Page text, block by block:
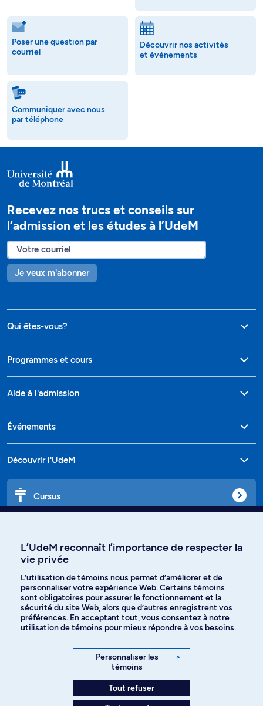
Poser une question par
courriel
Découvrir nos activités
et événements
Communiquer avec nous
par téléphone
Recevez nos trucs et conseils sur
l’admission et les études à l’UdeM
Je veux m'abonner
Qui êtes-vous?
Programmes et cours
Aide à l'admission
Événements
Découvrir l'UdeM
Cursus
Langues
Facebook Instagram
YouTube
L’UdeM reconnaît l’importance de respecter la
vie privée
L’utilisation de témoins nous permet d’améliorer et de
personnaliser votre expérience Web. Certains témoins
sont obligatoires pour assurer le fonctionnement et la
sécurité du site Web, alors que d’autres enregistrent vos
préférences. En acceptant tout, vous consentez à notre
utilisation de témoins pour mieux répondre à vos besoins.
Personnaliser les
témoins
>
Tout refuser